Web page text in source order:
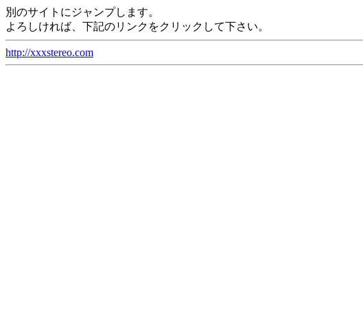
別のサイトにジャンプします。
よろしければ、下記のリンクをクリックして下さい。
http://xxxstereo.com